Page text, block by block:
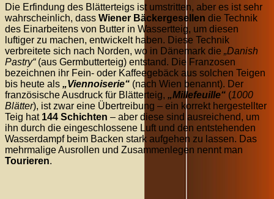
Die Erfindung des Blätterteigs ist umstritten, aber es ist sehr
wahrscheinlich, dass Wiener Bäckergesellen die Technik
des Einarbeitens von Butter in Wassertteig, um diesen
luftiger zu machen, entwickelt haben. Diese Technik
verbreitete sich nach Norden, wo in Dänemark die „Danish
Pastry“(aus Germbutterteig) entstand. Die Franzosen
bezeichnen ihr Fein- oder Kaffeegebäck aus solchen Teigen
bis heute als „Viennoiserie“ (nach Wien benannt). Der
französische Ausdruck für Blätterteig, „Millefeuille“ (1000
Blätter), ist zwar eine Übertreibung – ein korrekt hergestellter
Teig hat 144 Schichten – aber diese sind ausreichend, um
ihn durch die eingeschlossene Luft und den entstehenden
Wasserdampf beim Backen stark aufgehen zu lassen. Das
mehrmalige Ausrollen und Zusammenlegen nennt man
Tourieren.